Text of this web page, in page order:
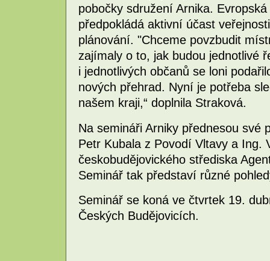
pobočky sdružení Arnika.
předpokládá aktivní účast
plánování. "Chceme povzbudit
zajímaly o to, jak budou jednotlivé
i jednotlivých občanů se loni
nových přehrad. Nyní je potřeba
našem kraji,“ doplnila Straková.
Na semináři Arniky přednesou své
Petr Kubala z Povodí Vltavy a Ing.
českobudějovického střediska
Seminář tak představí různé
Seminář se koná ve čtvrtek 19.
Českých Budějovicích.